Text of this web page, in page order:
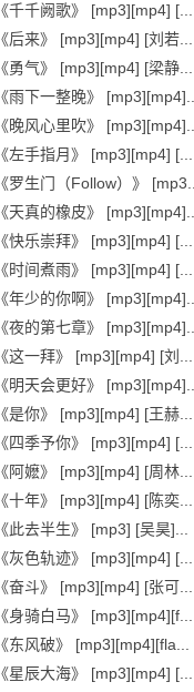
《千千阙歌》 [mp3][mp4] [...
《后来》 [mp3][mp4] [刘若...
《勇气》 [mp3][mp4] [梁静...
《雨下一整晚》 [mp3][mp4]...
《晚风心里吹》 [mp3][mp4]...
《左手指月》 [mp3][mp4] [...
《罗生门（Follow）》 [mp3...
《天真的橡皮》 [mp3][mp4]...
《快乐崇拜》 [mp3][mp4] [...
《时间煮雨》 [mp3][mp4] [...
《年少的你啊》 [mp3][mp4]...
《夜的第七章》 [mp3][mp4]...
《这一拜》 [mp3][mp4] [刘...
《明天会更好》 [mp3][mp4]...
《是你》 [mp3][mp4] [王赫...
《四季予你》 [mp3][mp4] [...
《阿嬷》 [mp3][mp4] [周林...
《十年》 [mp3][mp4] [陈奕...
《此去半生》 [mp3] [吴昊]...
《灰色轨迹》 [mp3][mp4] [...
《奋斗》 [mp3][mp4] [张可...
《身骑白马》 [mp3][mp4][f...
《东风破》 [mp3][mp4][fla...
《星辰大海》 [mp3][mp4] [...